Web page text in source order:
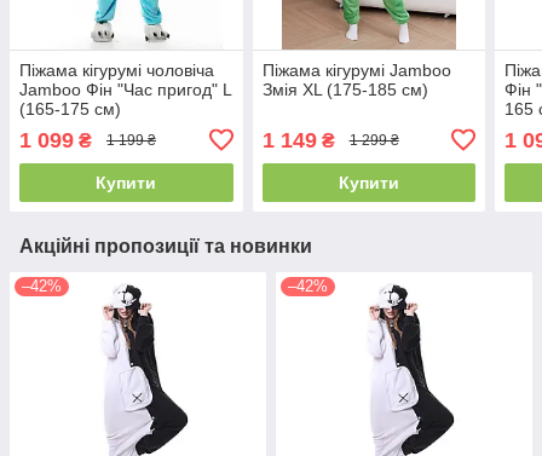
Піжама кігурумі чоловіча
Jamboo Фін "Час пригод" L
(165-175 см)
1 099 ₴ 1 199 ₴
Купити
Піжама кігурумі Jamboo
Змія XL (175-185 см)
1 149₴ 1 299 ₴
Купити
Фін
165
1
Акційні пропозиції та новинки
–42% –42%